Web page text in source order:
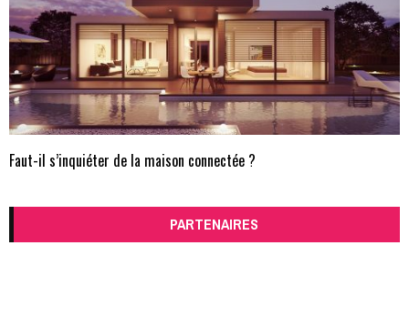
Faut-il s’inquiéter de la maison connectée ?
PARTENAIRES